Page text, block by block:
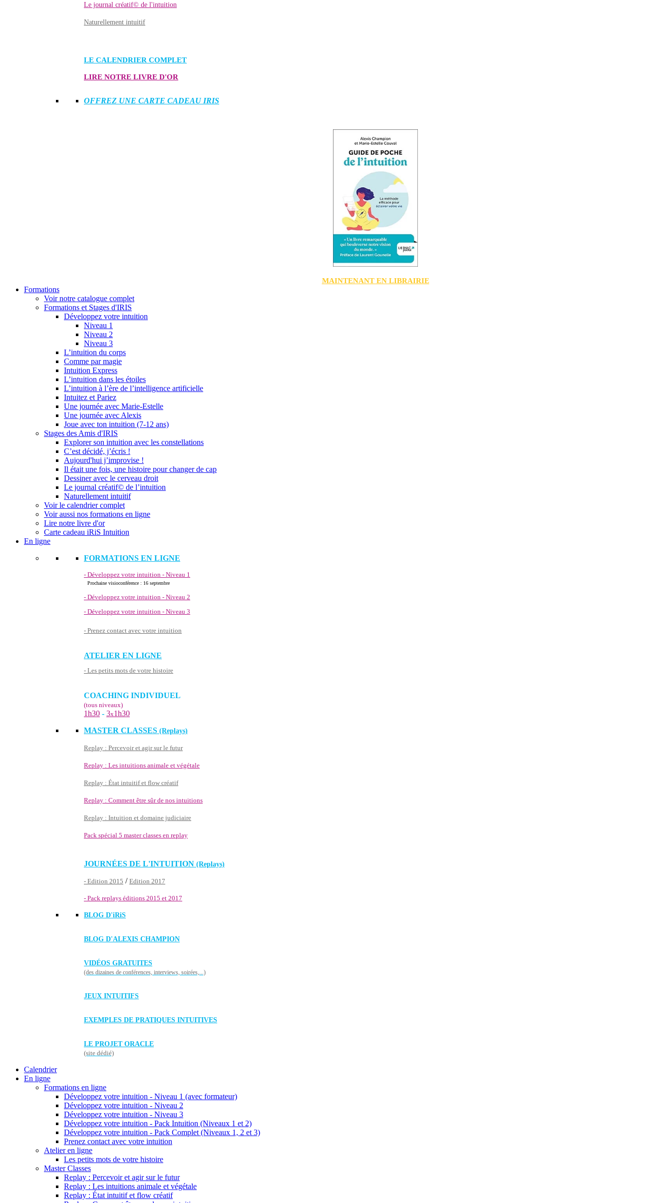
Le journal créatif© de l'intuition
Naturellement intuitif
LE CALENDRIER COMPLET
LIRE NOTRE LIVRE D'OR
OFFREZ UNE CARTE CADEAU IRIS
MAINTENANT EN LIBRAIRIE
Formations
Voir notre catalogue complet
Formations et Stages d'IRIS
Développez votre intuition
Niveau 1
Niveau 2
Niveau 3
L’intuition du corps
Comme par magie
Intuition Express
L’intuition dans les étoiles
L’intuition à l’ère de l’intelligence artificielle
Intuitez et Pariez
Une journée avec Marie-Estelle
Une journée avec Alexis
Joue avec ton intuition (7-12 ans)
Stages des Amis d'IRIS
Explorer son intuition avec les constellations
C’est décidé, j’écris !
Aujourd'hui j’improvise !
Il était une fois, une histoire pour changer de cap
Dessiner avec le cerveau droit
Le journal créatif© de l’intuition
Naturellement intuitif
Voir le calendrier complet
Voir aussi nos formations en ligne
Lire notre livre d'or
Carte cadeau iRiS Intuition
En ligne
FORMATIONS EN LIGNE
- Développez votre intuition - Niveau 1
Prochaine visioconférence : 16 septembre
- Développez votre intuition - Niveau 2
- Développez votre intuition - Niveau 3
- Prenez contact avec votre intuition
ATELIER EN LIGNE
- Les petits mots de votre histoire
COACHING INDIVIDUEL
(tous niveaux)
1h30 - 3x1h30
MASTER CLASSES (Replays)
Replay : Percevoir et agir sur le futur
Replay : Les intuitions animale et végétale
Replay : État intuitif et flow créatif
Replay : Comment être sûr de nos intuitions
Replay : Intuition et domaine judiciaire
Pack spécial 5 master classes en replay
JOURNÉES DE L'INTUITION (Replays)
- Edition 2015 / Edition 2017
- Pack replays éditions 2015 et 2017
BLOG D'iRiS
BLOG D'ALEXIS CHAMPION
VIDÉOS GRATUITES
(des dizaines de conférences, interviews, soirées,...)
JEUX INTUITIFS
EXEMPLES DE PRATIQUES INTUITIVES
LE PROJET ORACLE
(site dédié)
Calendrier
En ligne
Formations en ligne
Développez votre intuition - Niveau 1 (avec formateur)
Développez votre intuition - Niveau 2
Développez votre intuition - Niveau 3
Développez votre intuition - Pack Intuition (Niveaux 1 et 2)
Développez votre intuition - Pack Complet (Niveaux 1, 2 et 3)
Prenez contact avec votre intuition
Atelier en ligne
Les petits mots de votre histoire
Master Classes
Replay : Percevoir et agir sur le futur
Replay : Les intuitions animale et végétale
Replay : État intuitif et flow créatif